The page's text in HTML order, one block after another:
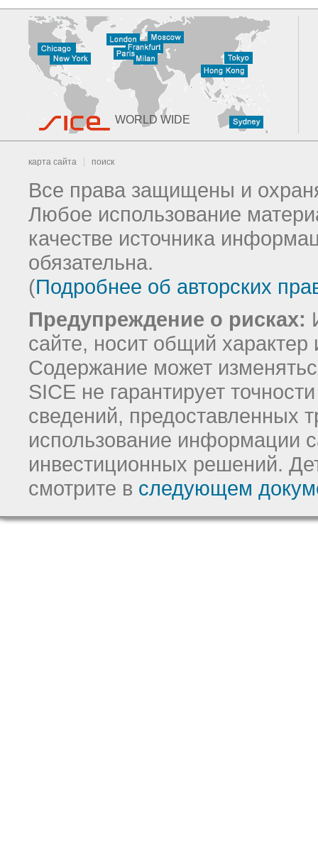
WORLD WIDE
карта сайта поиск
Все права защищены и
Любое использование
качестве источника
обязательна.
(Подробнее об авторских
Предупреждение о рисках:
сайте, носит общий
Содержание может
SICE не гарантирует
сведений, предоставленных
использование информации
инвестиционных решений.
смотрите в следующем